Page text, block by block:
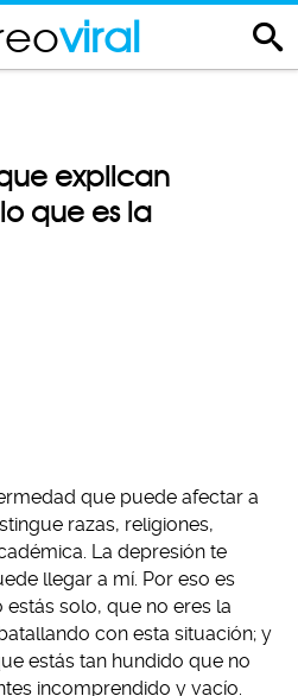
viral
explican
que es la
que puede afectar a
razas, religiones,
La depresión te
llegar a mí. Por eso es
solo, que no eres la
con esta situación; y
estás tan hundido que no
incomprendido y vacío.